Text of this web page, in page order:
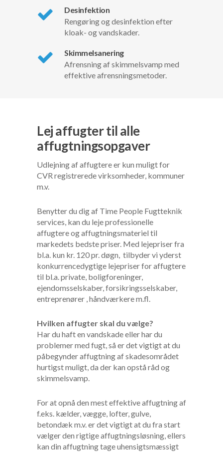
Desinfektion
Rengøring og desinfektion efter
kloak- og vandskader.
Skimmelsanering
Afrensning af skimmelsvamp med
effektive afrensningsmetoder.
Lej affugter til alle
affugtningsopgaver
Udlejning af affugtere er kun muligt for
CVR registrerede virksomheder, kommuner
m.v.
Benytter du dig af Time People Fugtteknik
services, kan du leje professionelle
affugtere og affugtningsmateriel til
markedets bedste priser. Med lejepriser fra
bl.a. kun kr. 120 pr. døgn, tilbyder vi yderst
konkurrencedygtige lejepriser for affugtere
til bl.a. private, boligforeninger,
ejendomsselskaber, forsikringsselskaber,
entreprenører , håndværkere m.fl.
Hvilken affugter skal du vælge?
Har du haft en vandskade eller har du
problemer med fugt, så er det vigtigt at du
påbegynder affugtning af skadesområdet
hurtigst muligt, da der kan opstå råd og
skimmelsvamp.
For at opnå den mest effektive affugtning af
f.eks. kælder, vægge, lofter, gulve,
betondæk m.v. er det vigtigt at du fra start
vælger den rigtige affugtningsløsning, ellers
kan din affugtning tage uhensigtsmæssigt